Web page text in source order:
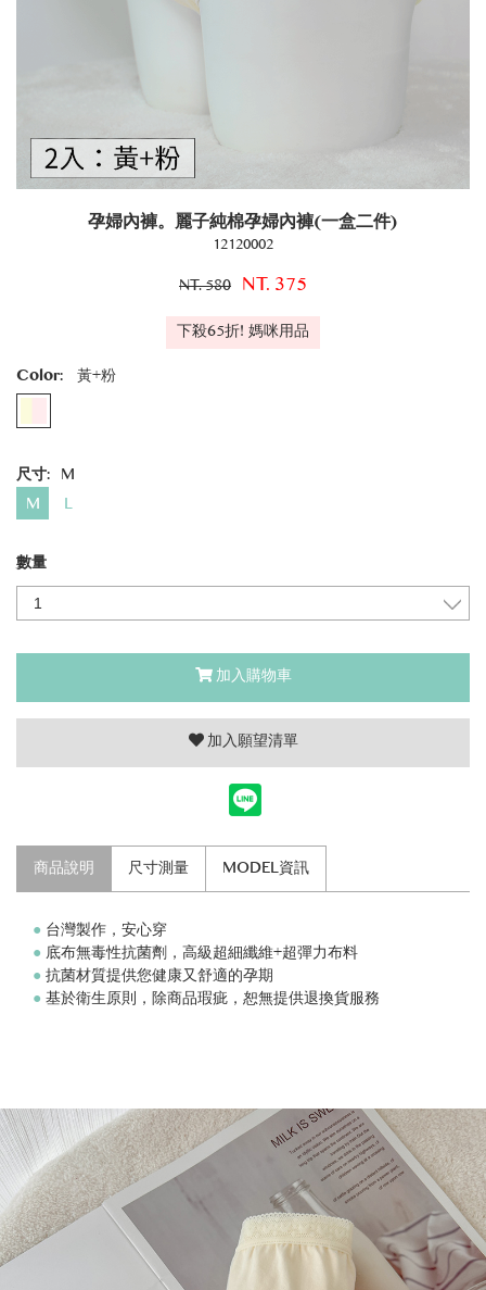
孕婦內褲。麗子純棉孕婦內褲(一盒二件)
12120002
NT. 580 NT. 375
下殺65折! 媽咪用品
Color: 黃+粉
尺寸: M
M
L
數量
加入購物車
加入願望清單
商品說明 尺寸測量 MODEL資訊
● 台灣製作，安心穿
● 底布無毒性抗菌劑，高級超細纖維+超彈力布料
● 抗菌材質提供您健康又舒適的孕期
● 基於衛生原則，除商品瑕疵，恕無提供退換貨服務